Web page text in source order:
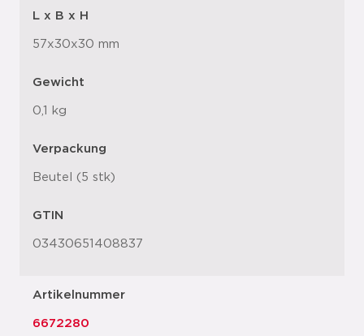
L x B x H
57x30x30 mm
Gewicht
0,1 kg
Verpackung
Beutel (5 stk)
GTIN
03430651408837
Artikelnummer
6672280